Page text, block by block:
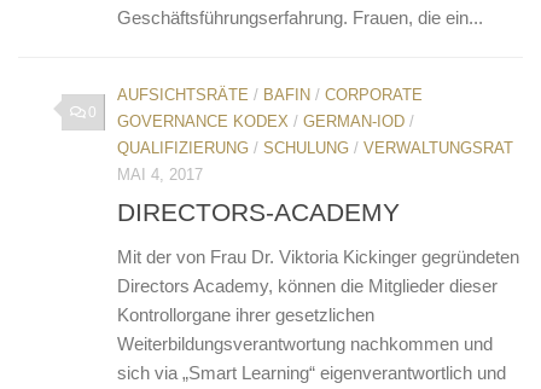
Geschäftsführungserfahrung. Frauen, die ein...
0
AUFSICHTSRÄTE / BAFIN / CORPORATE
GOVERNANCE KODEX / GERMAN-IOD /
QUALIFIZIERUNG / SCHULUNG / VERWALTUNGSRAT
MAI 4, 2017
DIRECTORS-ACADEMY
Mit der von Frau Dr. Viktoria Kickinger gegründeten
Directors Academy, können die Mitglieder dieser
Kontrollorgane ihrer gesetzlichen
Weiterbildungsverantwortung nachkommen und
sich via „Smart Learning“ eigenverantwortlich und